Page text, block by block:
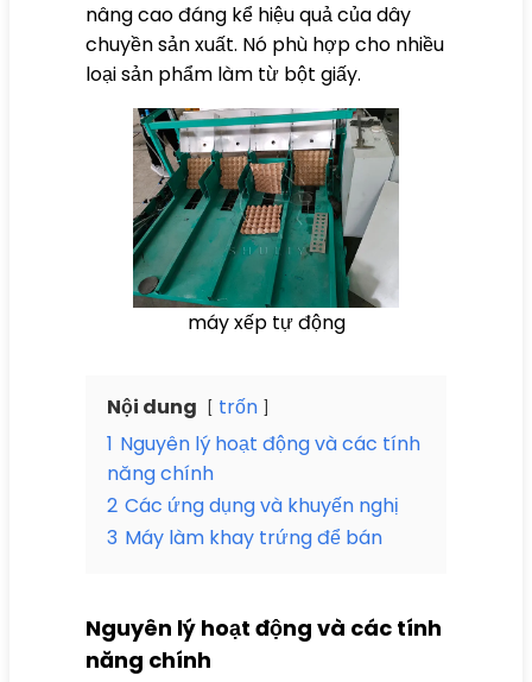
nâng cao đáng kể hiệu quả của dây
chuyền sản xuất. Nó phù hợp cho nhiều
loại sản phẩm làm từ bột giấy.
máy xếp tự động
Nội dung
trốn
1 Nguyên lý hoạt động và các tính
năng chính
2 Các ứng dụng và khuyến nghị
3 Máy làm khay trứng để bán
Nguyên lý hoạt động và các tính
năng chính